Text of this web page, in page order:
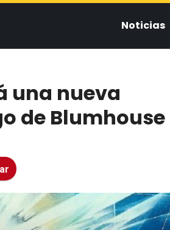
Noticias
una nueva
de Blumhouse